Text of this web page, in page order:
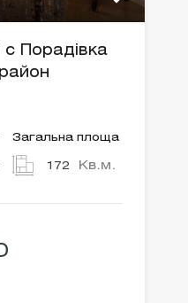
Порадівка
Загальна площа
172 Кв.м.